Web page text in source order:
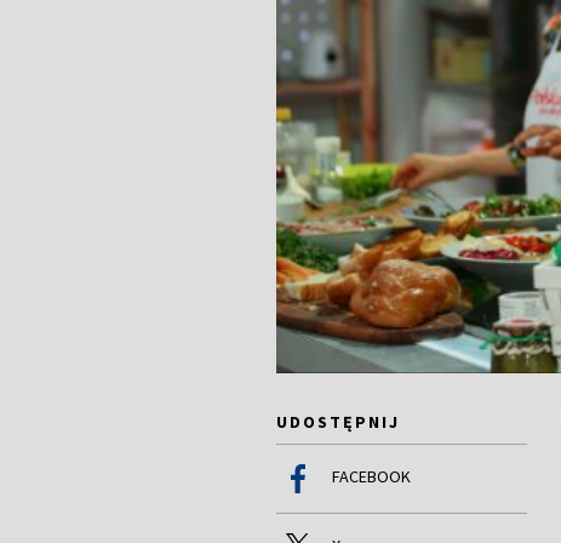
UDOSTĘPNIJ
FACEBOOK